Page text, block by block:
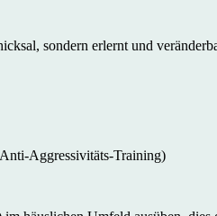
sondern erlernt und
Aggressivitäts-Training)